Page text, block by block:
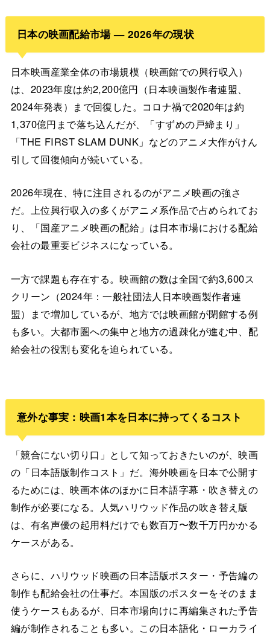
日本の映画配給市場 — 2026年の現状
日本映画産業全体の市場規模（映画館での興行収入）
は、2023年度は約2,200億円（日本映画製作者連盟、
2024年発表）まで回復した。コロナ禍で2020年は約
1,370億円まで落ち込んだが、「すずめの戸締まり」
「THE FIRST SLAM DUNK」などのアニメ大作がけん
引して回復傾向が続いている。
2026年現在、特に注目されるのがアニメ映画の強さ
だ。上位興行収入の多くがアニメ系作品で占められてお
り、「国産アニメ映画の配給」は日本市場における配給
会社の最重要ビジネスになっている。
一方で課題も存在する。映画館の数は全国で約3,600ス
クリーン（2024年：一般社団法人日本映画製作者連
盟）まで増加しているが、地方では映画館が閉館する例
も多い。大都市圏への集中と地方の過疎化が進む中、配
給会社の役割も変化を迫られている。
意外な事実：映画1本を日本に持ってくるコスト
「競合にない切り口」として知っておきたいのが、映画
の「日本語版制作コスト」だ。海外映画を日本で公開す
るためには、映画本体のほかに日本語字幕・吹き替えの
制作が必要になる。人気ハリウッド作品の吹き替え版
は、有名声優の起用料だけでも数百万〜数千万円かかる
ケースがある。
さらに、ハリウッド映画の日本語版ポスター・予告編の
制作も配給会社の仕事だ。本国版のポスターをそのまま
使うケースもあるが、日本市場向けに再編集された予告
編が制作されることも多い。この日本語化・ローカライ